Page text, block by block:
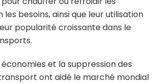
besoins, ainsi que leur utilisation
popularité croissante dans le
économies et la suppression des
ont aidé le marché mondial